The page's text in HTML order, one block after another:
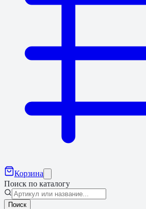
Корзина
Поиск по каталогу
Поиск